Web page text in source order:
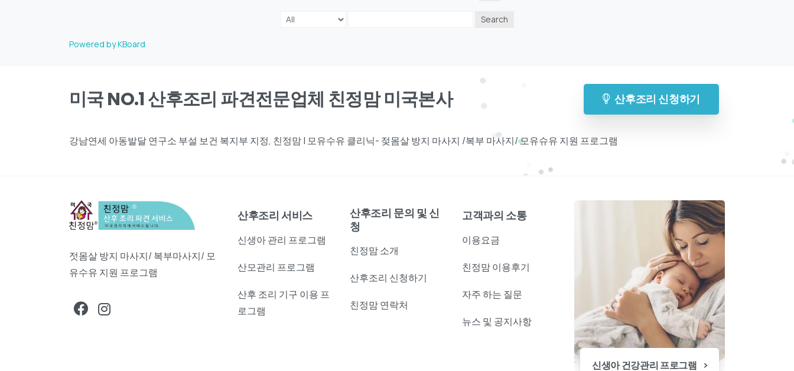
Search
Powered by KBoard
미국 NO.1 산후조리 파견전문업체 친정맘 미국본사 산후조리 신청하기
강남연세 아동발달 연구소 부설 보건 복지부 지정, 친정맘 | 모유수유 클리닉- 젖몸살 방지 마사지 /복부 마사지/ 모유슈유 지원 프로그램
젓몸살 방지 마사지/ 복부마사지/ 모
유수유 지원 프로그램
산후조리 서비스
신생아 관리 프로그램
산모관리 프로그램
산후 조리 기구 이용 프
로그램
산후조리 문의 및 신
청
친정맘 소개
산후조리 신청하기
친정맘 연락처
고객과의 소통
이용요금
친정맘 이용후기
자주 하는 질문
뉴스 및 공지사항
신생아 건강관리 프로그램